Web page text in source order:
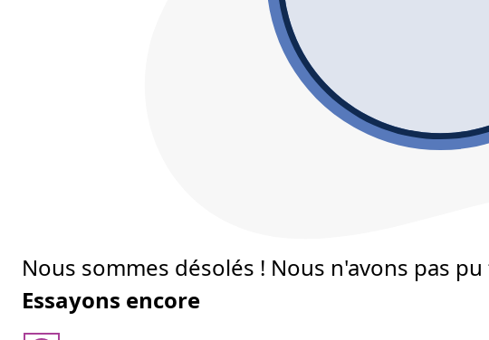
Nous sommes désolés ! Nous n'avons pas
Essayons encore